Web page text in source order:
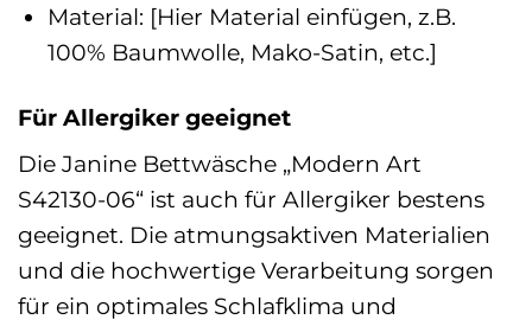
Material: [Hier Material einfügen, z.B.
100% Baumwolle, Mako-Satin, etc.]
Für Allergiker geeignet
Die Janine Bettwäsche „Modern Art
S42130-06“ ist auch für Allergiker bestens
geeignet. Die atmungsaktiven Materialien
und die hochwertige Verarbeitung sorgen
für ein optimales Schlafklima und